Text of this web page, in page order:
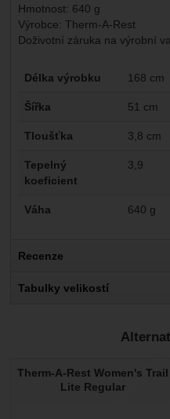
Hmotnost: 640 g
Výrobce: Therm-A-Rest
Doživotní záruka na výrobní
Parametry
Délka výrobku 168 cm
Šířka 51 cm
Tloušťka 3,8 cm
Tepelný
koeficient
3,9
Váha 640 g
Recenze
Nebyla
Tabulky velikostí
Therm-A-Rest Women's Trail
Lite Regular